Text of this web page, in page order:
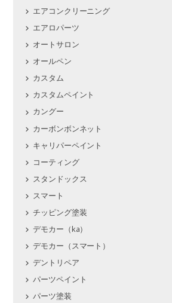
エアコンクリーニング
エアロパーツ
オートサロン
オールペン
カスタム
カスタムペイント
カングー
カーボンボンネット
キャリパーペイント
コーティング
スタンドックス
スマート
チッピング塗装
デモカー（ka）
デモカー（スマート）
デントリペア
パーツペイント
パーツ塗装